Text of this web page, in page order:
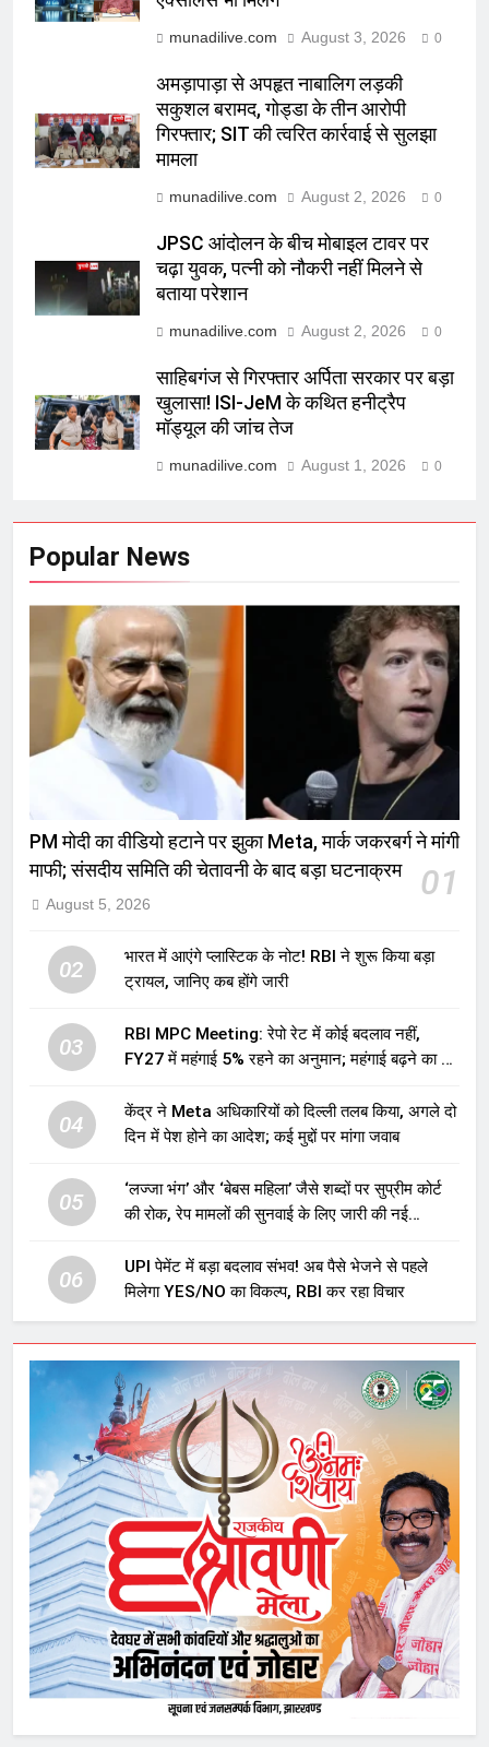
munadilive.com August 3, 2026 0
अमड़ापाड़ा से अपहृत नाबालिग लड़की
सकुशल बरामद, गोड्डा के तीन आरोपी
गिरफ्तार; SIT की त्वरित कार्रवाई से सुलझा
मामला
munadilive.com August 2, 2026 0
JPSC आंदोलन के बीच मोबाइल टावर पर
चढ़ा युवक, पत्नी को नौकरी नहीं मिलने से
बताया परेशान
munadilive.com August 2, 2026 0
साहिबगंज से गिरफ्तार अर्पिता सरकार पर बड़ा
खुलासा! ISI-JeM के कथित हनीट्रैप
मॉड्यूल की जांच तेज
munadilive.com August 1, 2026 0
Popular News
PM मोदी का वीडियो हटाने पर झुका Meta, मार्क जकरबर्ग ने मांगी
माफी; संसदीय समिति की चेतावनी के बाद बड़ा घटनाक्रम
01
August 5, 2026
02
भारत में आएंगे प्लास्टिक के नोट! RBI ने शुरू किया बड़ा
ट्रायल, जानिए कब होंगे जारी
03
RBI MPC Meeting: रेपो रेट में कोई बदलाव नहीं,
FY27 में महंगाई 5% रहने का अनुमान; महंगाई बढ़ने का भी
04
केंद्र ने Meta अधिकारियों को दिल्ली तलब किया, अगले दो
दिन में पेश होने का आदेश; कई मुद्दों पर मांगा जवाब
05
‘लज्जा भंग’ और ‘बेबस महिला’ जैसे शब्दों पर सुप्रीम कोर्ट
की रोक, रेप मामलों की सुनवाई के लिए जारी की नई
06
UPI पेमेंट में बड़ा बदलाव संभव! अब पैसे भेजने से पहले
मिलेगा YES/NO का विकल्प, RBI कर रहा विचार